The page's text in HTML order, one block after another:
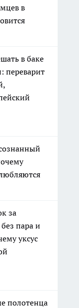
в
в баке
переварит
за
пара и
уксус
полотенца